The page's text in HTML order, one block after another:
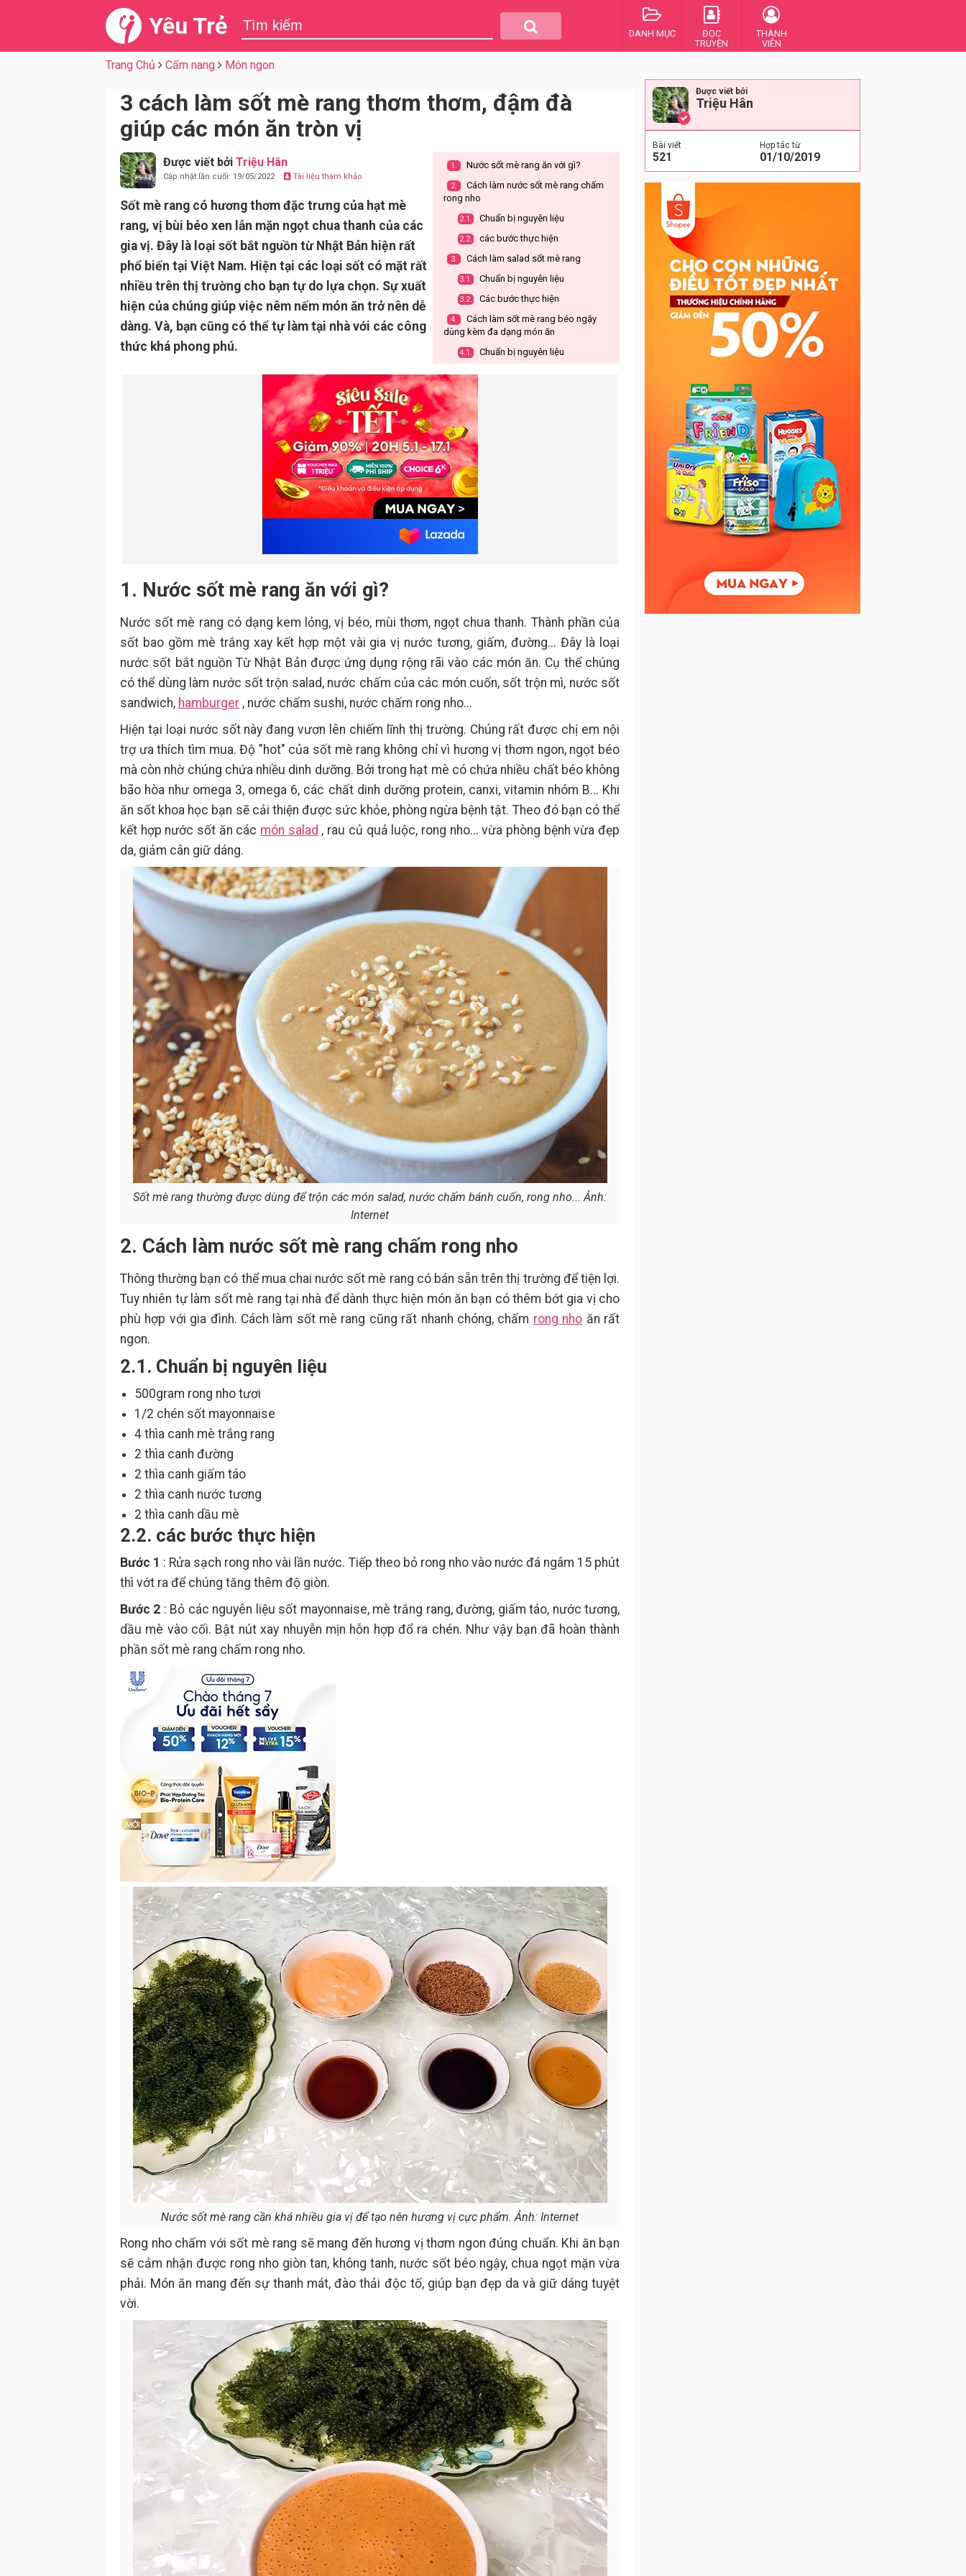
Yêu Trẻ DANH MỤC
ĐỌC
TRUYỆN
THÀNH
VIÊN
Trang Chủ Cẩm nang Món ngon
3 cách làm sốt mè rang thơm thơm, đậm đà
giúp các món ăn tròn vị
Được viết bởi Triệu Hân
Cập nhật lần cuối: 19/05/2022 Tài liệu tham khảo
Sốt mè rang có hương thơm đặc trưng của hạt mè
rang, vị bùi béo xen lẫn mặn ngọt chua thanh của các
gia vị. Đây là loại sốt bắt nguồn từ Nhật Bản hiện rất
phổ biến tại Việt Nam. Hiện tại các loại sốt có mặt rất
nhiều trên thị trường cho bạn tự do lựa chọn. Sự xuất
hiện của chúng giúp việc nêm nếm món ăn trở nên dễ
dàng. Và, bạn cũng có thể tự làm tại nhà với các công
thức khá phong phú.
1. Nước sốt mè rang ăn với gì?
2.
Cách làm nước sốt mè rang chấm
rong nho
2.1. Chuẩn bị nguyên liệu
2.2. các bước thực hiện
3. Cách làm salad sốt mè rang
3.1. Chuẩn bị nguyên liệu
3.2. Các bước thực hiện
4.
Cách làm sốt mè rang béo ngậy
dùng kèm đa dạng món ăn
4.1. Chuẩn bị nguyên liệu
4.2. Các bước thực hiện
5.
Lưu ý khi làm và bảo quản sốt mè
rang
1. Nước sốt mè rang ăn với gì?
Nước sốt mè rang có dạng kem lỏng, vị béo, mùi thơm, ngọt chua thanh. Thành phần của
sốt bao gồm mè trắng xay kết hợp một vài gia vị nước tương, giấm, đường... Đây là loại
nước sốt bắt nguồn Từ Nhật Bản được ứng dụng rộng rãi vào các món ăn. Cụ thể chúng
có thể dùng làm nước sốt trộn salad, nước chấm của các món cuốn, sốt trộn mì, nước sốt
sandwich, hamburger , nước chấm sushi, nước chấm rong nho...
Hiện tại loại nước sốt này đang vươn lên chiếm lĩnh thị trường. Chúng rất được chị em nội
trợ ưa thích tìm mua. Độ "hot" của sốt mè rang không chỉ vì hương vị thơm ngon, ngọt béo
mà còn nhờ chúng chứa nhiều dinh dưỡng. Bởi trong hạt mè có chứa nhiều chất béo không
bão hòa như omega 3, omega 6, các chất dinh dưỡng protein, canxi, vitamin nhóm B... Khi
ăn sốt khoa học bạn sẽ cải thiện được sức khỏe, phòng ngừa bệnh tật. Theo đó bạn có thể
kết hợp nước sốt ăn các món salad , rau củ quả luộc, rong nho... vừa phòng bệnh vừa đẹp
da, giảm cân giữ dáng.
Sốt mè rang thường được dùng để trộn các món salad, nước chấm bánh cuốn, rong nho... Ảnh:
Internet
2. Cách làm nước sốt mè rang chấm rong nho
Thông thường bạn có thể mua chai nước sốt mè rang có bán sẵn trên thị trường để tiện lợi.
Tuy nhiên tự làm sốt mè rang tại nhà để dành thực hiện món ăn bạn có thêm bớt gia vị cho
phù hợp với gia đình. Cách làm sốt mè rang cũng rất nhanh chóng, chấm rong nho ăn rất
ngon.
2.1. Chuẩn bị nguyên liệu
500gram rong nho tươi
1/2 chén sốt mayonnaise
4 thìa canh mè trắng rang
2 thìa canh đường
2 thìa canh giấm táo
2 thìa canh nước tương
2 thìa canh dầu mè
2.2. các bước thực hiện
Bước 1 : Rửa sạch rong nho vài lần nước. Tiếp theo bỏ rong nho vào nước đá ngâm 15 phút
thì vớt ra để chúng tăng thêm độ giòn.
Bước 2 : Bỏ các nguyên liệu sốt mayonnaise, mè trắng rang, đường, giấm táo, nước tương,
dầu mè vào cối. Bật nút xay nhuyễn mịn hỗn hợp đổ ra chén. Như vậy bạn đã hoàn thành
phần sốt mè rang chấm rong nho.
Nước sốt mè rang cần khá nhiều gia vị để tạo nên hương vị cực phẩm. Ảnh: Internet
Rong nho chấm với sốt mè rang sẽ mang đến hương vị thơm ngon đúng chuẩn. Khi ăn bạn
sẽ cảm nhận được rong nho giòn tan, không tanh, nước sốt béo ngậy, chua ngọt mặn vừa
phải. Món ăn mang đến sự thanh mát, đào thải độc tố, giúp bạn đẹp da và giữ dáng tuyệt
vời.
Được viết bởi
Triệu Hân
Bài viết
521
Hợp tác từ
01/10/2019